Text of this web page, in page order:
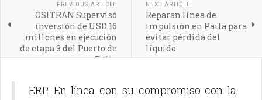
PREVIOUS ARTICLE
OSITRAN Supervisó
inversión de USD 16
millones en ejecución
de etapa 3 del Puerto de
Paita
NEXT ARTICLE
Reparan línea de
impulsión en Paita para
evitar pérdida del
líquido
ERP. En línea con su compromiso con la